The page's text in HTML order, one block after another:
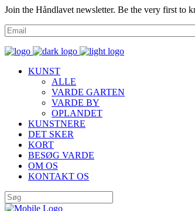
Join the Håndlavet newsletter. Be the very first to
KUNST
ALLE
VARDE GARTEN
VARDE BY
OPLANDET
KUNSTNERE
DET SKER
KORT
BESØG VARDE
OM OS
KONTAKT OS